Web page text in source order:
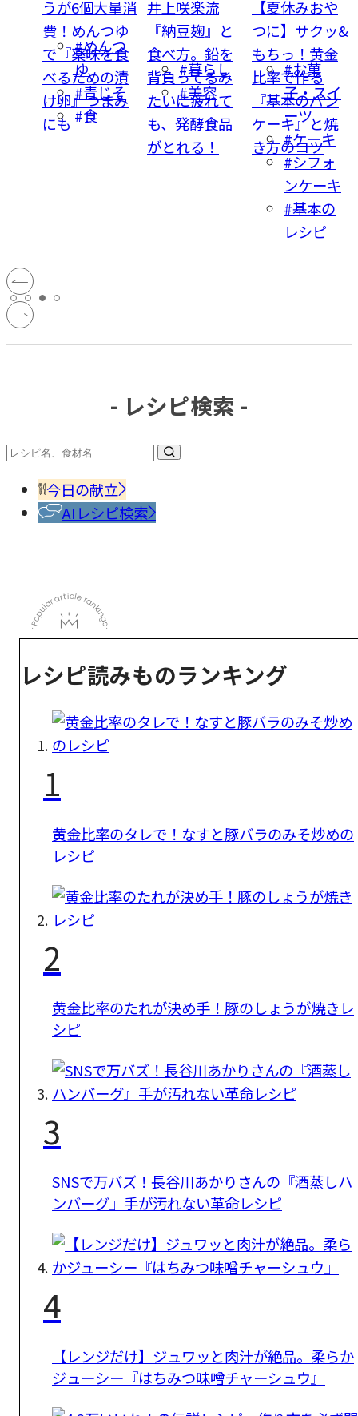
うが6個大量消
費！めんつゆ
で『薬味を食
べるための漬
け卵』つまみ
にも
#めんつ
ゆ
#青じそ
#食
井上咲楽流
『納豆麹』と
食べ方。鉛を
背負ってるみ
たいに疲れて
も、発酵食品
がとれる！
#暮らし
#美容
【夏休みおや
つに】サクッ&
もちっ！黄金
比率で作る
『基本のパン
ケーキ』と焼
き方のコツ
#お菓
子・スイ
ーツ
#ケーキ
#シフォ
ンケーキ
#基本の
レシピ
- レシピ検索 -
今日の献立
AIレシピ検索
レシピ読みものランキング
1
黄金比率のタレで！なすと豚バラのみそ炒めの
レシピ
2
黄金比率のたれが決め手！豚のしょうが焼きレ
シピ
3
SNSで万バズ！長谷川あかりさんの『酒蒸しハ
ンバーグ』手が汚れない革命レシピ
4
【レンジだけ】ジュワッと肉汁が絶品。柔らか
ジューシー『はちみつ味噌チャーシュウ』